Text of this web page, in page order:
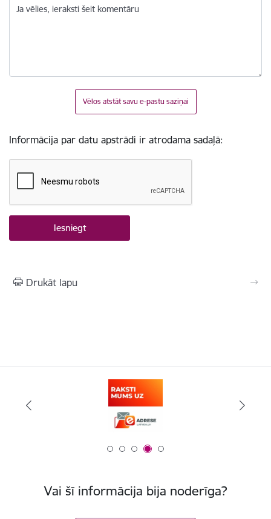
Ja vēlies, ieraksti šeit komentāru
Vēlos atstāt savu e-pastu saziņai
Informācija par datu apstrādi ir atrodama sadaļā:
Drukāt lapu
Vai šī informācija bija noderīga?